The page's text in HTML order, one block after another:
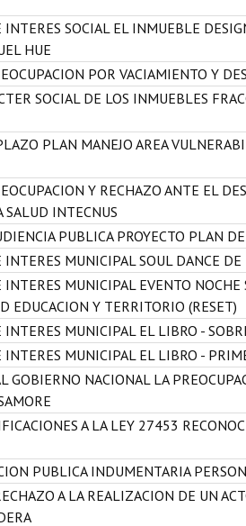
INTERES SOCIAL EL INMUEBLE
HUE
POR VACIAMIENTO Y
SOCIAL DE LOS INMUEBLES
PLAN MANEJO AREA
Y RECHAZO ANTE EL
SALUD INTECNUS
PUBLICA PROYECTO PLAN
MUNICIPAL SOUL DANCE
MUNICIPAL EVENTO
EDUCACION Y TERRITORIO (RESET)
MUNICIPAL EL LIBRO -
MUNICIPAL EL LIBRO -
GOBIERNO NACIONAL LA
A LA LEY 27453
PUBLICA INDUMENTARIA
A LA REALIZACION DE UN